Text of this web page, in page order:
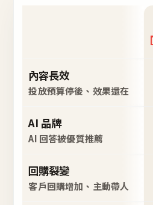
內容長效
投放預算停後、效果還在
AI 品牌
AI 回答被優質推薦
回購裂變
客戶回購增加、主動帶人